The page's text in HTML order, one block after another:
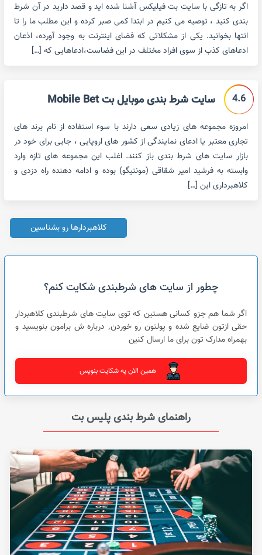
اگر به تازگی با سایت بت فیلیکس آشنا شده اید و قصد دارید در آن شرط
بندی کنید ، توصیه می کنیم در ابتدا کمی صبر کرده و این مطلب ما را تا
انتها بخوانید. یکی از مشکلاتی که فضای اینترنت به وجود آورده، اذعان
ادعاهای کذب از سوی افراد مختلف در این فضاست،ادعاهایی که […]
4.6 سایت شرط بندی موبایل بت Mobile Bet
امروزه مجموعه های زیادی سعی دارند با سوء استفاده از نام برند های
تجاری معتبر یا ادعای نمایندگی از کشور های اروپایی ، جایی برای خود در
بازار سایت های شرط بندی باز کنند. اغلب این مجموعه های تازه وارد
وابسته به فرشید امیر شقاقی (مونتیگو) بوده و ادامه دهنده راه دزدی و
کلاهبرداری این […]
کلاهبردارها رو بشناسین
چطور از سایت های شرطبندی شکایت کنم؟
اگر شما هم جزو کسانی هستین که توی سایت های شرطبندی کلاهبردار
حقی ازتون ضایع شده و پولتون رو خوردن٬ درباره ش برامون بنویسید و
بهمراه مدارک تون برای ما ارسال کنین
همین الان یه شکایت بنویس
راهنمای شرط بندی پلیس بت